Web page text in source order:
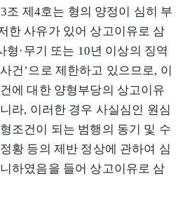
조 제4호는 형의 양정이 심히 부
한 사유가 있어 상고이유로 삼
형·무기 또는 10년 이상의 징역
건’으로 제한하고 있으므로, 이
에 대한 양형부당의 상고이유
라, 이러한 경우 사실심인 원심
조건이 되는 범행의 동기 및 수
황 등의 제반 정상에 관하여 심
하였음을 들어 상고이유로 삼